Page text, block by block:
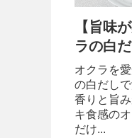
【旨味
ラの白
オクラを
の白だし
香りと旨
キ食感の
だけ...